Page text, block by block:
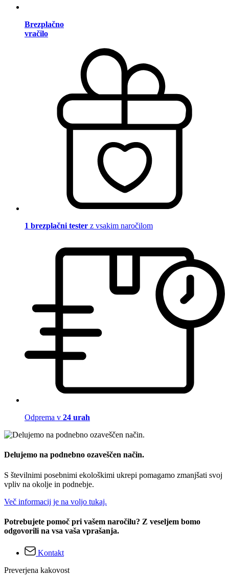
Brezplačno
vračilo
1 brezplačni tester z vsakim naročilom
Odprema v 24 urah
Delujemo na podnebno ozaveščen način.
S številnimi posebnimi ekološkimi ukrepi pomagamo zmanjšati svoj
vpliv na okolje in podnebje.
Več informacij je na voljo tukaj.
Potrebujete pomoč pri vašem naročilu? Z veseljem bomo
odgovorili na vsa vaša vprašanja.
Kontakt
Preverjena kakovost